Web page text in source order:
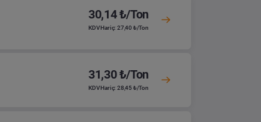
30,14 ₺/Ton
KDV Hariç: 27,40 ₺/Ton
31,30 ₺/Ton
KDV Hariç: 28,45 ₺/Ton